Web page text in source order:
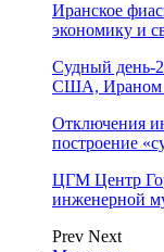
Иранское
экономику и
Судный день-
США, Ираном
Отключения
построение
ЦГМ Центр
инженерной
Prev Next